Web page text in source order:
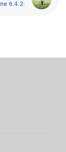
6.4.2: